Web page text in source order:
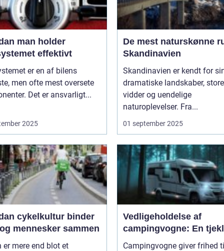
man holder
effektivt
er en af bilens
men ofte mest oversete
Det er ansvarligt...
2025
De mest naturskønne
Skandinavien
Skandinavien er kendt for
dramatiske landskaber, store
vidder og uendelige
naturoplevelser. Fra...
01 september 2025
cykelkultur binder
mennesker sammen
er mere end blot et
Vedligeholdelse af
campingvogne: En
Campingvogne giver frihed